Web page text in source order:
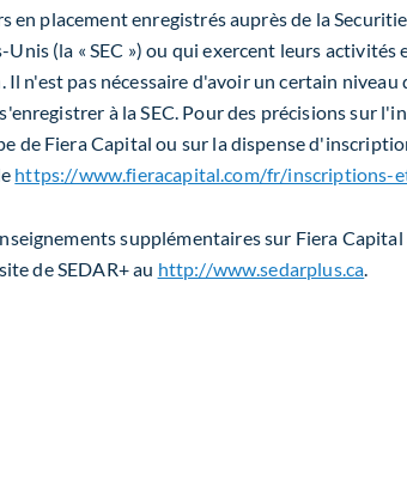
en placement enregistrés auprès de la
(la « SEC ») ou qui exercent leurs activités
n'est pas nécessaire d'avoir un certain niveau
à la SEC. Pour des précisions sur
de Fiera Capital ou sur la dispense
https://www.fieracapital.com/fr/inscriptions-
supplémentaires sur Fiera Capital
de SEDAR+ au http://www.sedarplus.ca.